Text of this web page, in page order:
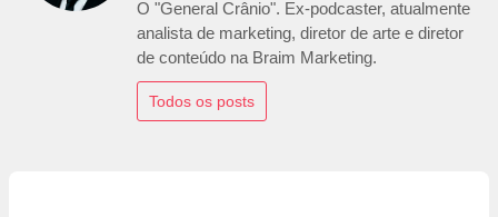
O "General Crânio". Ex-podcaster, atualmente
analista de marketing, diretor de arte e diretor
de conteúdo na Braim Marketing.
Todos os posts